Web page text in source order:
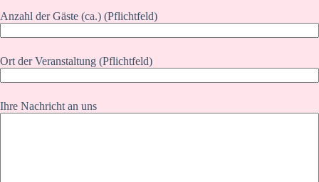
Anzahl der Gäste (ca.) (Pflichtfeld)
Ort der Veranstaltung (Pflichtfeld)
Ihre Nachricht an uns